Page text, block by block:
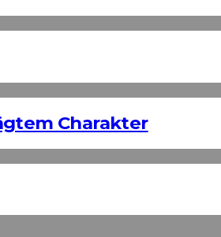
Charakter